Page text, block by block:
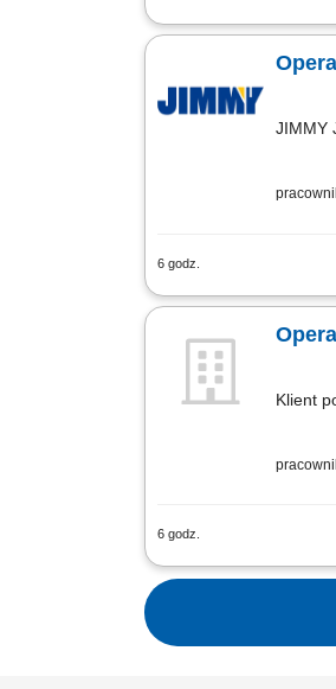
JIMMY
6 godz.
Opis
Klient
6 godz.